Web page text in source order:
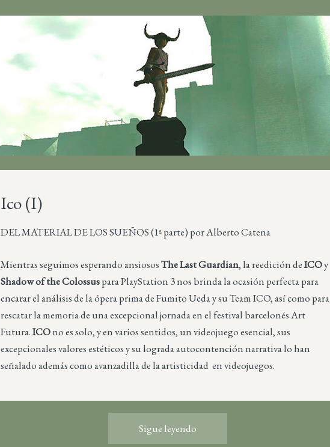
Ico (I)
DEL MATERIAL DE LOS SUEÑOS (1ª parte) por Alberto Catena
Mientras seguimos esperando ansiososThe Last Guardian, la reedición deICOy
Shadow of the Colossuspara PlayStation 3 nos brinda la ocasión perfecta para
encarar el análisis de la ópera prima de Fumito Ueda y su Team ICO, así como para
rescatar la memoria de una excepcional jornada en el festival barcelonés Art
Futura.ICOno es solo, y en varios sentidos, un videojuego esencial, sus
excepcionales valores estéticos y su lograda autocontención narrativa lo han
señalado además como avanzadilla de la artisticidad en videojuegos.
Sigue leyendo